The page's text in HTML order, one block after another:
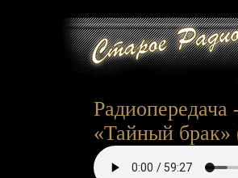
«Тайный брак»